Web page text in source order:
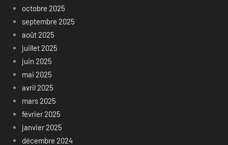
octobre 2025
septembre 2025
août 2025
juillet 2025
juin 2025
mai 2025
avril 2025
mars 2025
février 2025
janvier 2025
décembre 2024